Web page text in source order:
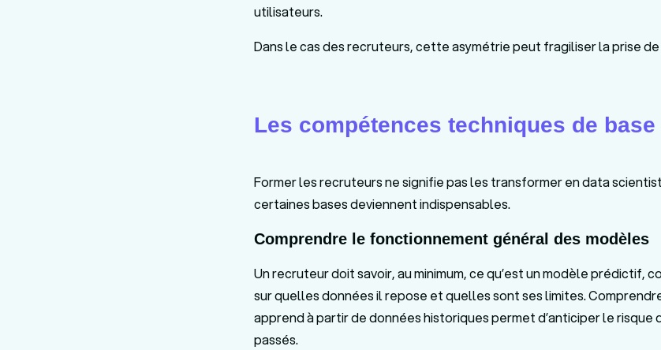
utilisateurs.
Dans le cas des recruteurs, cette asymétrie peut fragiliser la prise
Les compétences techniques de
Former les recruteurs ne signifie pas les transformer en data
certaines bases deviennent indispensables.
Comprendre le fonctionnement général des modèles
Un recruteur doit savoir, au minimum, ce qu’est un modèle prédictif,
sur quelles données il repose et quelles sont ses limites.
apprend à partir de données historiques permet d’anticiper le risque
passés.